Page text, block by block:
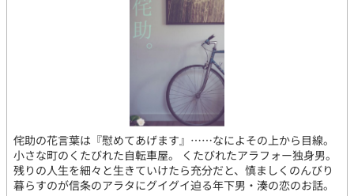
侘助の花言葉は『慰めてあげます』……なによその上から目線。
小さな町のくたびれた自転車屋。 くたびれたアラフォー独身男。
残りの人生を細々と生きていけたら充分だと、慎ましくのんびり
暮らすのが信条のアラタにグイグイ迫る年下男・湊の恋のお話。